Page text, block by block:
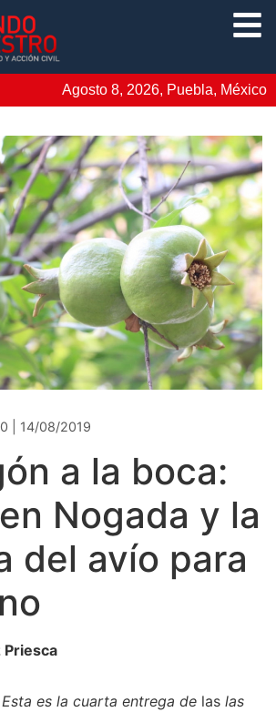
Agosto 8, 2026, Puebla, México
| 14/08/2019
a la boca:
Nogada y la
del avío para
Priesca
Esta es la cuarta entrega de las las